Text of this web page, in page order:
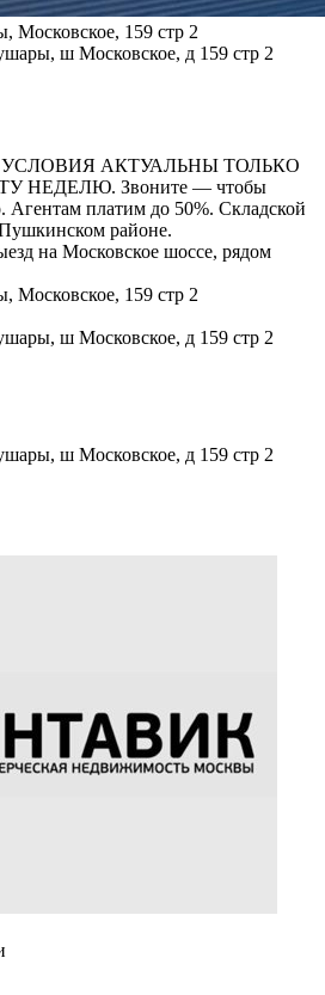
Московское, 159 стр 2
ш Московское, д 159 стр 2
АКТУАЛЬНЫ ТОЛЬКО
НЕДЕЛЮ. Звоните — чтобы
Агентам платим до 50%. Складской
районе.
на Московское шоссе, рядом
Московское, 159 стр 2
ш Московское, д 159 стр 2
ш Московское, д 159 стр 2